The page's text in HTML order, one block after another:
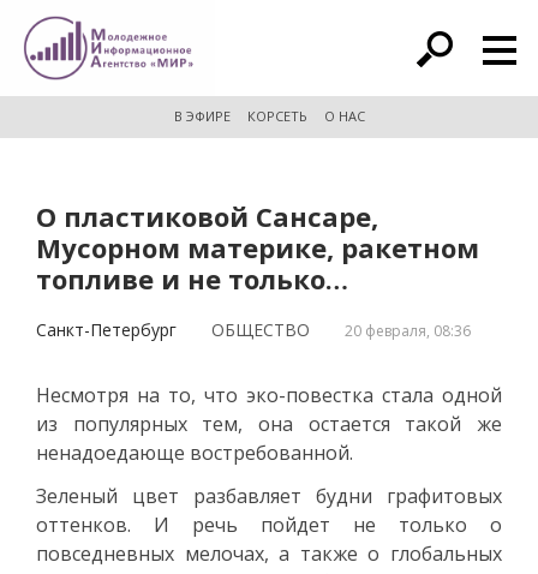
расширенный поиск
В ЭФИРЕ КОРСЕТЬ О НАС
О пластиковой Сансаре,
Мусорном материке, ракетном
топливе и не только…
Санкт-Петербург ОБЩЕСТВО 20 февраля, 08:36
Несмотря на то, что эко-повестка стала одной
из популярных тем, она остается такой же
ненадоедающе востребованной.
Зеленый цвет разбавляет будни графитовых
оттенков. И речь пойдет не только о
повседневных мелочах, а также о глобальных